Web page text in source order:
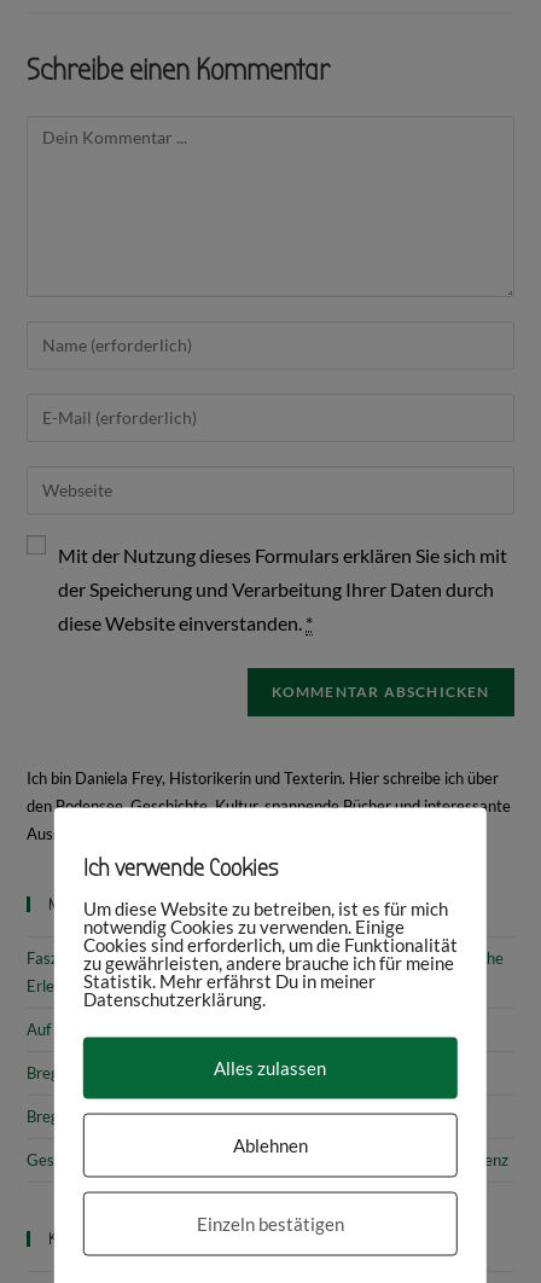
Schreibe einen Kommentar
Mit der Nutzung dieses Formulars erklären Sie sich mit
der Speicherung und Verarbeitung Ihrer Daten durch
diese Website einverstanden. *
Ich bin Daniela Frey, Historikerin und Texterin. Hier schreibe ich über
den Bodensee, Geschichte, Kultur, spannende Bücher und interessante
Ausstellungen.
Neueste Beiträge
Faszinierende Geschichte & fantastische Kunst: 10 (kunst)historische
Erlebnisse am Bodensee
Auf den Spuren von Annette von Droste-Hülshoff in Meersburg
Bregenz: Kirchen, Kapellen & Kultur
Bregenz: Stadtgeschichte & Sehenswürdigkeiten
Gesammelte Schätze Vorarlbergs: Das vorarlberg museum in Bregenz
Kategorien
Ich verwende Cookies
Um diese Website zu betreiben, ist es für mich
notwendig Cookies zu verwenden. Einige
Cookies sind erforderlich, um die Funktionalität
zu gewährleisten, andere brauche ich für meine
Statistik. Mehr erfährst Du in meiner
Datenschutzerklärung.
Alles zulassen
Ablehnen
Einzeln bestätigen